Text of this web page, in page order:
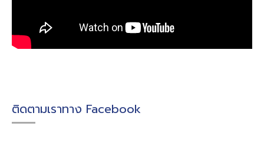
ติดตามเราทาง Facebook